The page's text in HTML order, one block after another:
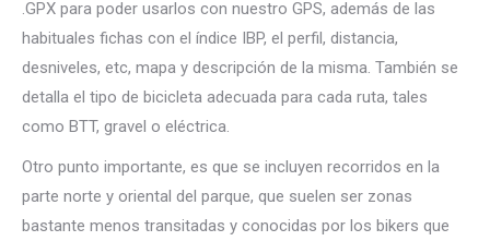
.GPX para poder usarlos con nuestro GPS, además de las
habituales fichas con el índice IBP, el perfil, distancia,
desniveles, etc, mapa y descripción de la misma. También se
detalla el tipo de bicicleta adecuada para cada ruta, tales
como BTT, gravel o eléctrica.
Otro punto importante, es que se incluyen recorridos en la
parte norte y oriental del parque, que suelen ser zonas
bastante menos transitadas y conocidas por los bikers que